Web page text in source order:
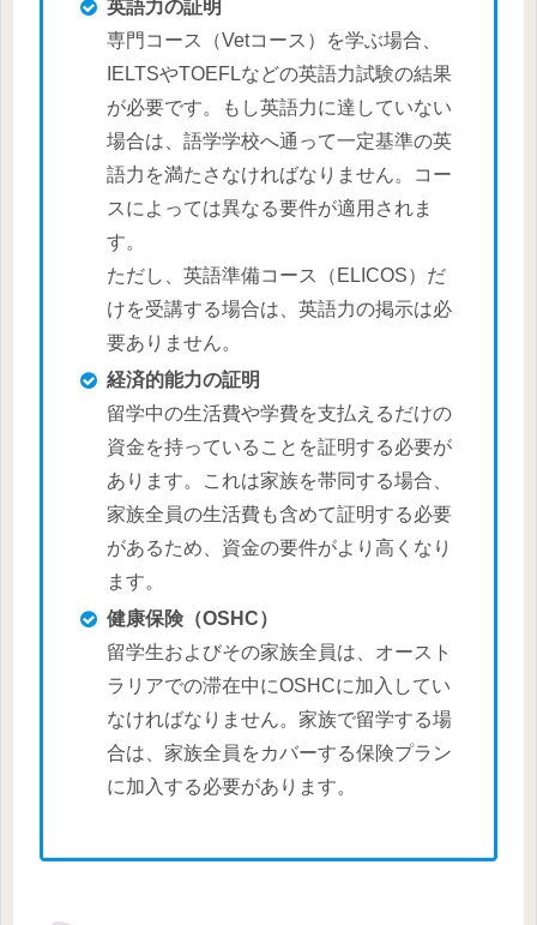
英語力の証明
専門コース（Vetコース）を学ぶ場合、
IELTSやTOEFLなどの英語力試験の結果
が必要です。もし英語力に達していない
場合は、語学学校へ通って一定基準の英
語力を満たさなければなりません。コー
スによっては異なる要件が適用されま
す。
ただし、英語準備コース（ELICOS）だ
けを受講する場合は、英語力の掲示は必
要ありません。
経済的能力の証明
留学中の生活費や学費を支払えるだけの
資金を持っていることを証明する必要が
あります。これは家族を帯同する場合、
家族全員の生活費も含めて証明する必要
があるため、資金の要件がより高くなり
ます。
健康保険（OSHC）
留学生およびその家族全員は、オースト
ラリアでの滞在中にOSHCに加入してい
なければなりません。家族で留学する場
合は、家族全員をカバーする保険プラン
に加入する必要があります。